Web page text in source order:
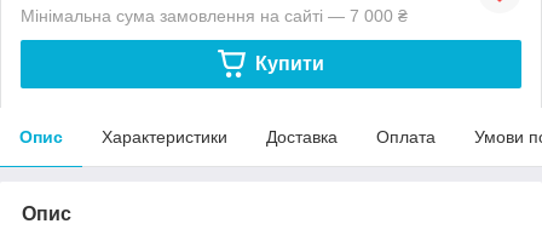
Мінімальна сума замовлення на сайті — 7 000 ₴
Купити
Опис Характеристики Доставка Оплата Умови
Опис